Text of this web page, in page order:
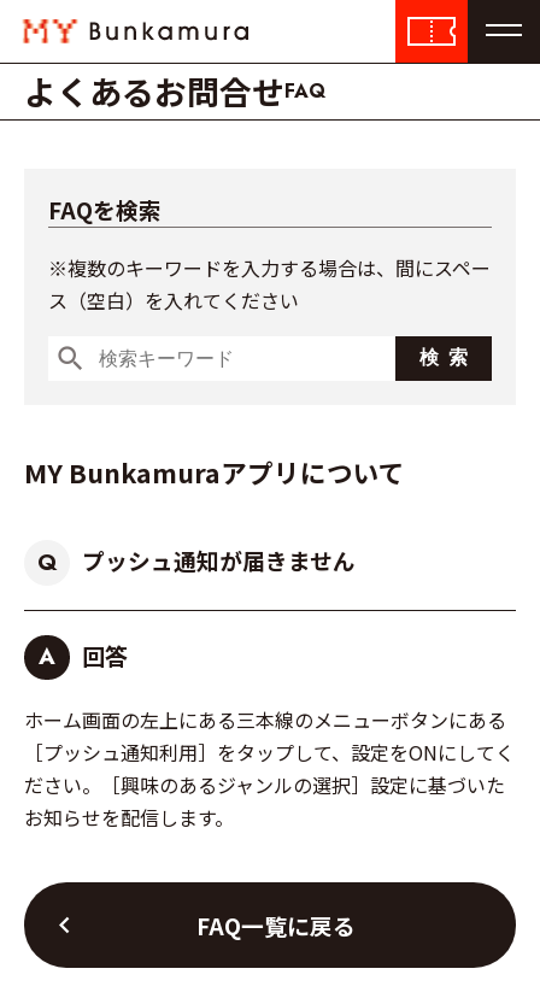
よくあるお問合せFAQ
FAQを検索
※複数のキーワードを入力する場合は、間にスペー
ス（空白）を入れてください
search
MY Bunkamuraアプリについて
Q プッシュ通知が届きません
A 回答
ホーム画面の左上にある三本線のメニューボタンにある
［プッシュ通知利用］をタップして、設定をONにしてく
ださい。［興味のあるジャンルの選択］設定に基づいた
お知らせを配信します。
chevron_left FAQ一覧に戻る